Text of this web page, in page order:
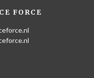
FORCE